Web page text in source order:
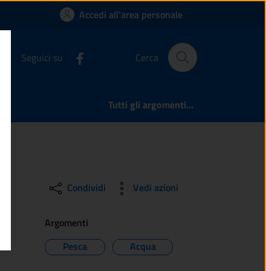
di Esine
Accedi all'area personale
Seguici su Cerca
Tutti gli argomenti...
Condividi Vedi azioni
Argomenti
Pesca
Acqua